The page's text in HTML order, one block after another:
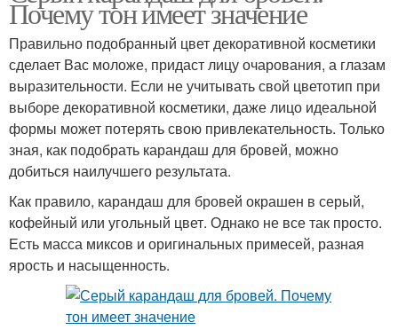
Почему тон имеет значение
Правильно подобранный цвет декоративной косметики
сделает Вас моложе, придаст лицу очарования, а глазам
выразительности. Если не учитывать свой цветотип при
выборе декоративной косметики, даже лицо идеальной
формы может потерять свою привлекательность. Только
зная, как подобрать карандаш для бровей, можно
добиться наилучшего результата.
Как правило, карандаш для бровей окрашен в серый,
кофейный или угольный цвет. Однако не все так просто.
Есть масса миксов и оригинальных примесей, разная
ярость и насыщенность.